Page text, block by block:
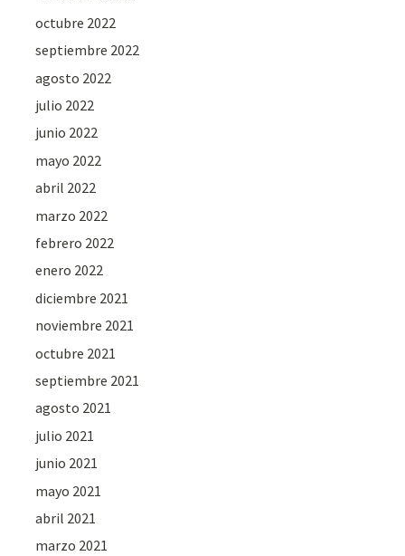
octubre 2022
septiembre 2022
agosto 2022
julio 2022
junio 2022
mayo 2022
abril 2022
marzo 2022
febrero 2022
enero 2022
diciembre 2021
noviembre 2021
octubre 2021
septiembre 2021
agosto 2021
julio 2021
junio 2021
mayo 2021
abril 2021
marzo 2021